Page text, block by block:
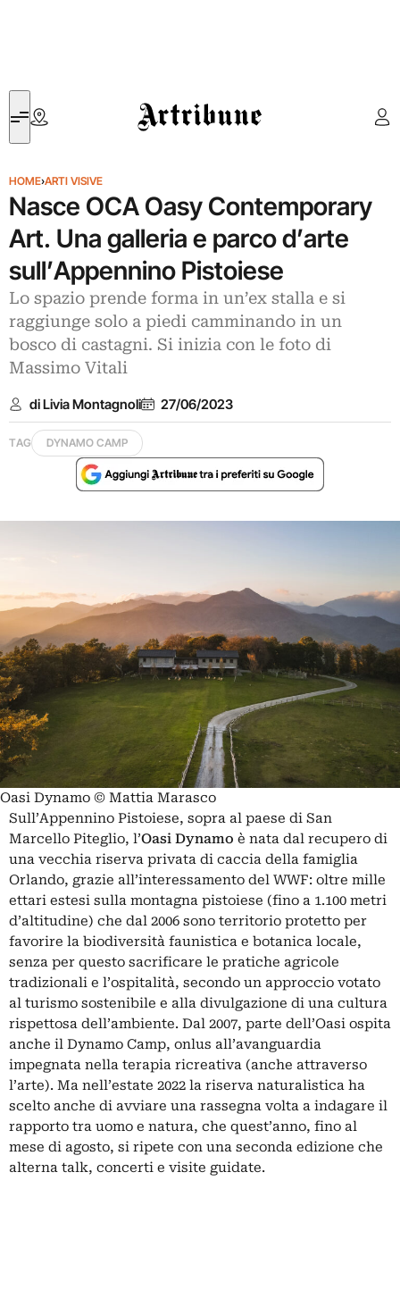
Artribune
HOME›ARTI VISIVE
Nasce OCA Oasy Contemporary
Art. Una galleria e parco d’arte
sull’Appennino Pistoiese
Lo spazio prende forma in un’ex stalla e si
raggiunge solo a piedi camminando in un
bosco di castagni. Si inizia con le foto di
Massimo Vitali
di Livia Montagnoli 27/06/2023
TAG DYNAMO CAMP
Oasi Dynamo © Mattia Marasco
Sull’Appennino Pistoiese, sopra al paese di San
Marcello Piteglio, l’Oasi Dynamo è nata dal recupero di
una vecchia riserva privata di caccia della famiglia
Orlando, grazie all’interessamento del WWF: oltre mille
ettari estesi sulla montagna pistoiese (fino a 1.100 metri
d’altitudine) che dal 2006 sono territorio protetto per
favorire la biodiversità faunistica e botanica locale,
senza per questo sacrificare le pratiche agricole
tradizionali e l’ospitalità, secondo un approccio votato
al turismo sostenibile e alla divulgazione di una cultura
rispettosa dell’ambiente. Dal 2007, parte dell’Oasi ospita
anche il Dynamo Camp, onlus all’avanguardia
impegnata nella terapia ricreativa (anche attraverso
l’arte). Ma nell’estate 2022 la riserva naturalistica ha
scelto anche di avviare una rassegna volta a indagare il
rapporto tra uomo e natura, che quest’anno, fino al
mese di agosto, si ripete con una seconda edizione che
alterna talk, concerti e visite guidate.